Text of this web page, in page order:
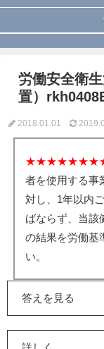
労働安全衛
置）
2018.01.01
者を使用する事
対し、1年以内
ばならず、当該
の結果を労働基
い。
答えを見る